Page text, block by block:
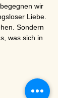
wir
Liebe.
Sondern
was sich in